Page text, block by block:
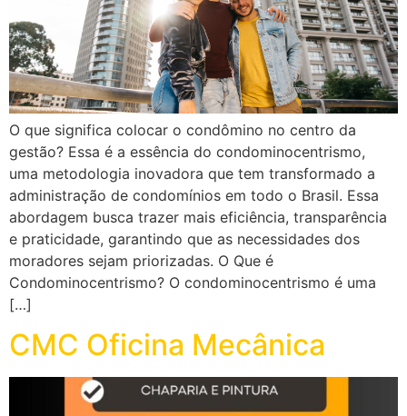
O que significa colocar o condômino no centro da
gestão? Essa é a essência do condominocentrismo,
uma metodologia inovadora que tem transformado a
administração de condomínios em todo o Brasil. Essa
abordagem busca trazer mais eficiência, transparência
e praticidade, garantindo que as necessidades dos
moradores sejam priorizadas. O Que é
Condominocentrismo? O condominocentrismo é uma
[…]
CMC Oficina Mecânica